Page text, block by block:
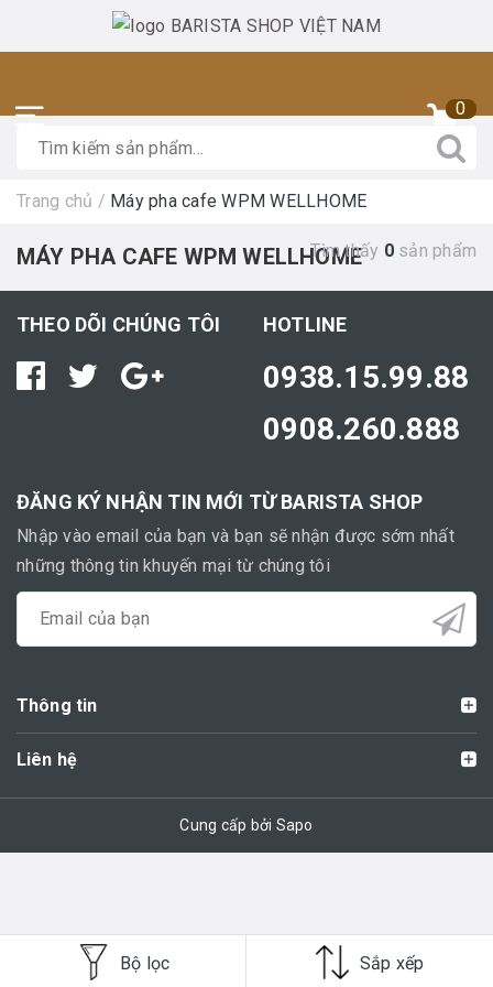
0
Trang chủ / Máy pha cafe WPM WELLHOME
MÁY PHA CAFE WPM WELLHOME
Tìm thấy 0sản phẩm
THEO DÕI CHÚNG TÔI HOTLINE
0938.15.99.88
0908.260.888
ĐĂNG KÝ NHẬN TIN MỚI TỪ BARISTA SHOP
Nhập vào email của bạn và bạn sẽ nhận được sớm nhất
những thông tin khuyến mại từ chúng tôi
Thông tin
Liên hệ
Cung cấp bởi Sapo
Bộ lọc Sắp xếp